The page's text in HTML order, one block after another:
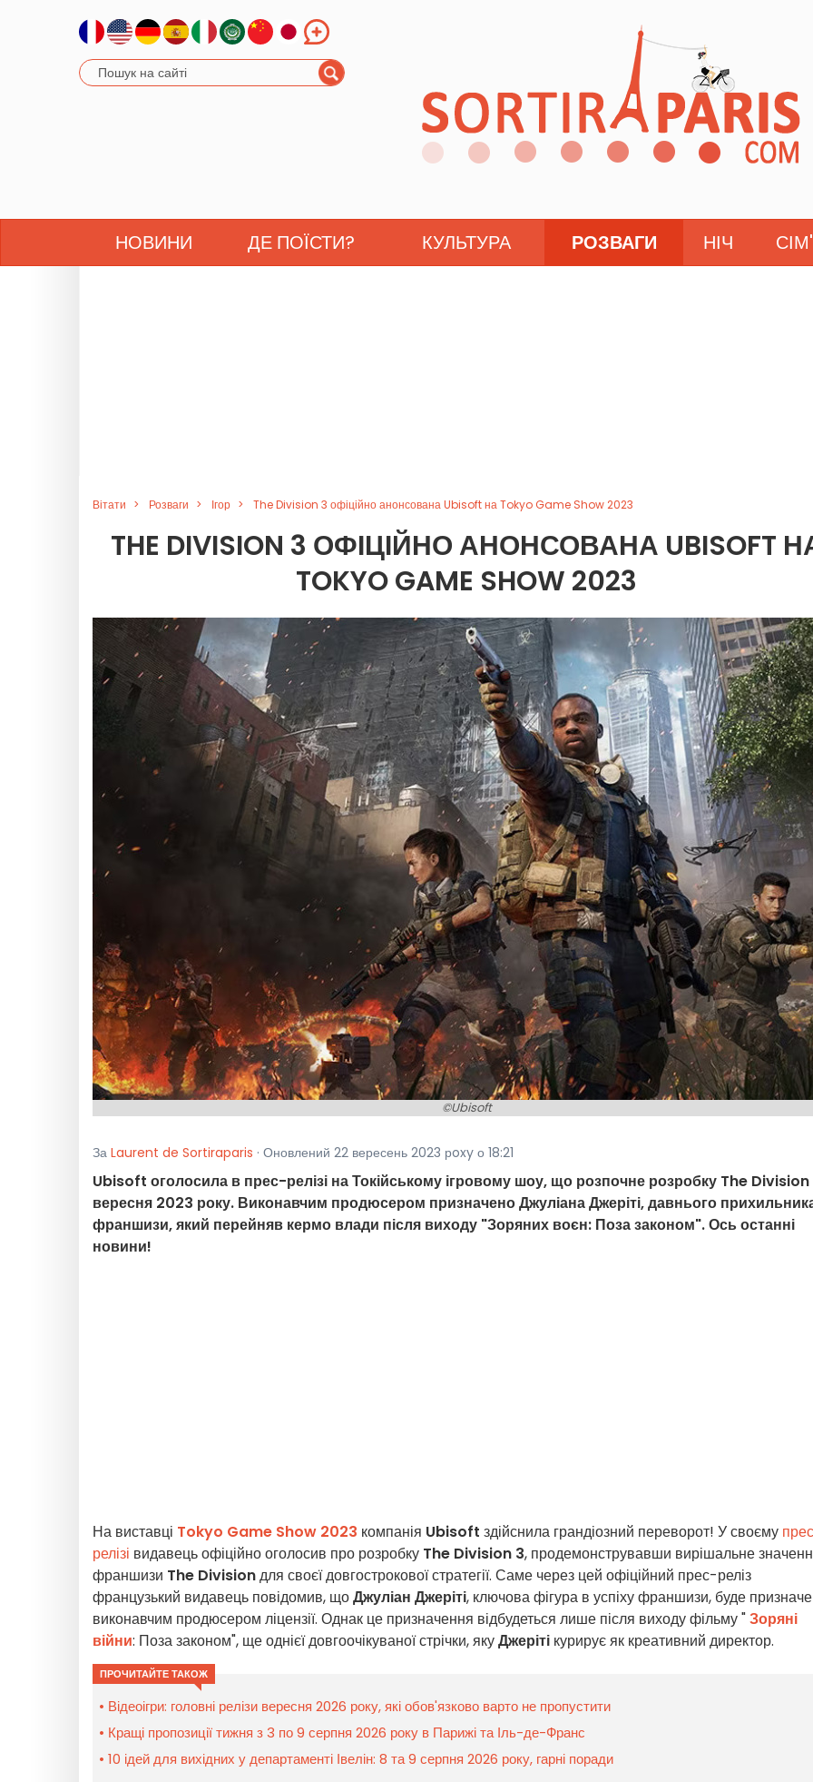
НОВИНИ ДЕ ПОЇСТИ? КУЛЬТУРА РОЗВАГИ НІЧ
Вітати Розваги Ігор The Division 3 офіційно анонсована Ubisoft на Tokyo Game Show 2023
THE DIVISION 3 ОФІЦІЙНО АНОНСОВАНА UBISOFT
TOKYO GAME SHOW 2023
©Ubisoft
За Laurent de Sortiraparis · Оновлений 22 вересень 2023 рoxy о 18:21
Ubisoft оголосила в прес-релізі на Токійському ігровому шоу, що розпочне розробку The Division
вересня 2023 року. Виконавчим продюсером призначено Джуліана Джеріті, давнього
франшизи, який перейняв кермо влади після виходу "Зоряних воєн: Поза законом". Ось останні
новини!
На виставці Tokyo Game Show 2023 компанія Ubisoft здійснила грандіозний переворот! У своєму
релізі видавець офіційно оголосив про розробку The Division 3, продемонструвавши вирішальне
франшизи The Divisionдля своєї довгострокової стратегії. Саме через цей офіційний прес-реліз
французький видавець повідомив, щоДжуліан Джеріті, ключова фігура в успіху франшизи, буде
виконавчим продюсером ліцензії. Однак це призначення відбудеться лише після виходу фільму "Зоряні
війни: Поза законом", ще однієї довгоочікуваної стрічки, якуДжеріті курирує як креативний директор.
ПРОЧИТАЙТЕ ТАКОЖ
Відеоігри: головні релізи вересня 2026 року, які обов'язково варто не пропустити
Кращі пропозиції тижня з 3 по 9 серпня 2026 року в Парижі та Іль-де-Франс
10 ідей для вихідних у департаменті Івелін: 8 та 9 серпня 2026 року, гарні поради